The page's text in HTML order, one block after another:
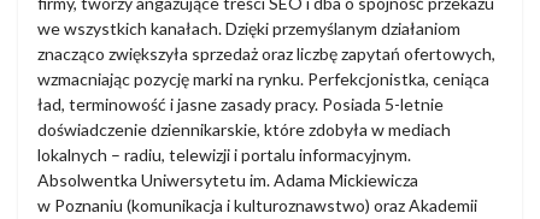
we wszystkich kanałach. Dzięki przemyślanym działaniom
znacząco zwiększyła sprzedaż oraz liczbę zapytań ofertowych,
wzmacniając pozycję marki na rynku. Perfekcjonistka, ceniąca
ład, terminowość i jasne zasady pracy. Posiada 5-letnie
doświadczenie dziennikarskie, które zdobyła w mediach
lokalnych – radiu, telewizji i portalu informacyjnym.
Absolwentka Uniwersytetu im. Adama Mickiewicza
w Poznaniu (komunikacja i kulturoznawstwo) oraz Akademii